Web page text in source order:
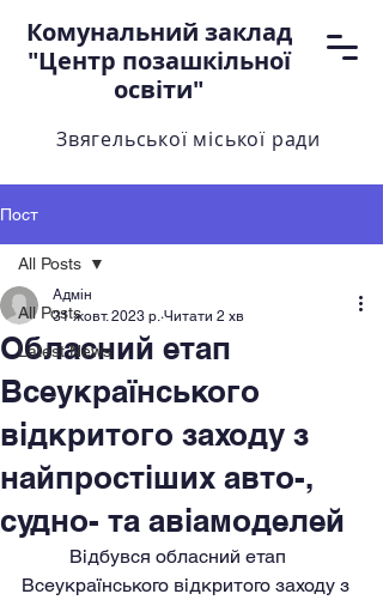
Комунальний заклад
"Центр позашкільної
освіти"
Звягельської міської ради
Пост
All Posts
Latest News
All Posts
Обласний етап
Всеукраїнського
відкритого заходу з
найпростіших авто-,
судно- та авіамоделей
Адмін
31 жовт. 2023 р. Читати 2 хв
Всеукраїнського відкритого заходу з